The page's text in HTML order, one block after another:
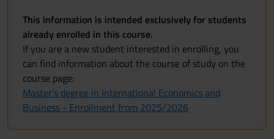
This information is intended exclusively for students
already enrolled in this course.
If you are a new student interested in enrolling, you
can find information about the course of study on the
course page:
Master’s degree in International Economics and
Business - Enrollment from 2025/2026